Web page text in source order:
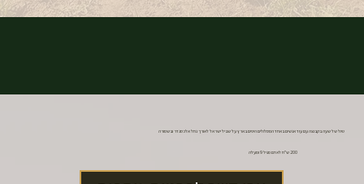
טיול של שעה בקבוצה עם עוד אנשים באחד המסלולים היפים בארץ על שביל ישראל לאורך נחל אלכסנדר ובשמורה
200 ש"ח לאדם מגיל 9 ומעלה